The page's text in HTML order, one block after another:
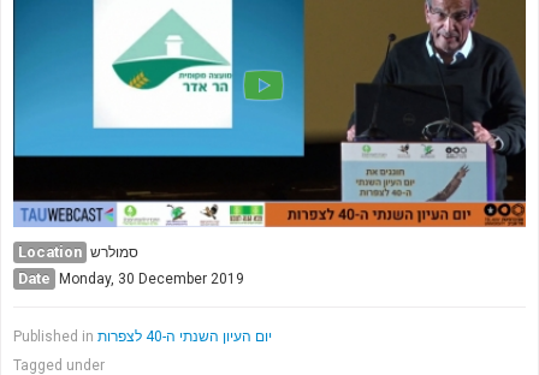
Location סמולרש
Date Monday, 30 December 2019
Published in
יום העיון השנתי ה-40 לצפרות
Tagged under